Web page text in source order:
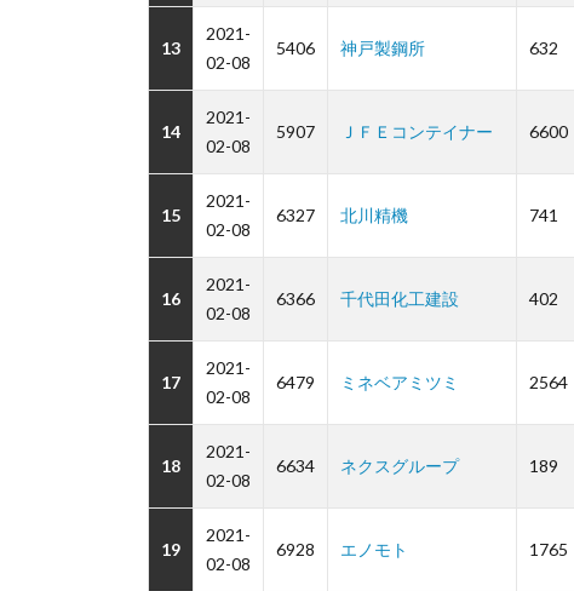
13
2021-
02-08
5406 神戸製鋼所 632
14
2021-
02-08
5907 ＪＦＥコンテイナー 6600
15
2021-
02-08
6327 北川精機 741
16
2021-
02-08
6366 千代田化工建設 402
17
2021-
02-08
6479 ミネベアミツミ 2564
18
2021-
02-08
6634 ネクスグループ 189
19
2021-
02-08
6928 エノモト 1765